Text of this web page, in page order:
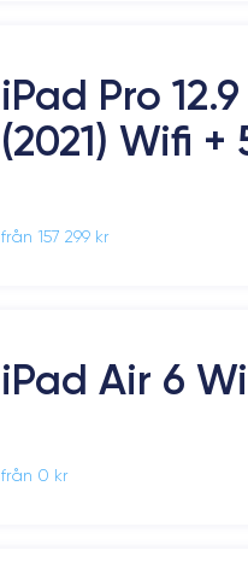
iPad Pro 12.9
(2021) Wifi +
från 157 299 kr
iPad Air 6
från 0 kr